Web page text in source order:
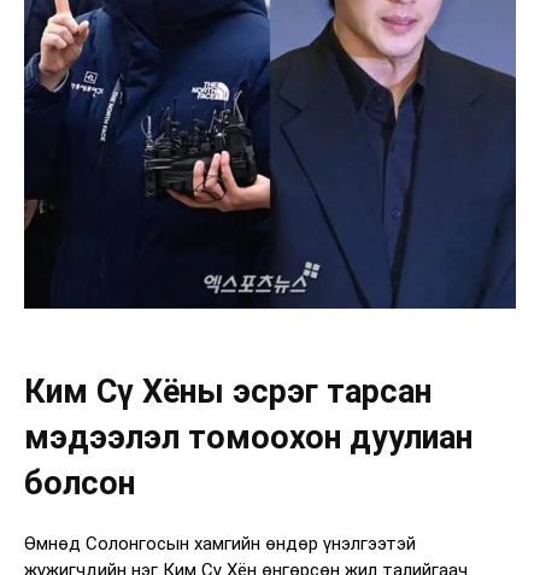
Ким Сү Хёны эсрэг тарсан
мэдээлэл томоохон дуулиан
болсон
Өмнөд Солонгосын хамгийн өндөр үнэлгээтэй